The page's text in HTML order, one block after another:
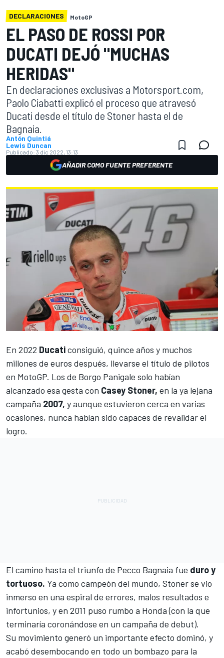
DECLARACIONES MotoGP
EL PASO DE ROSSI POR
DUCATI DEJÓ "MUCHAS
HERIDAS"
En declaraciones exclusivas a Motorsport.com,
Paolo Ciabatti explicó el proceso que atravesó
Ducati desde el título de Stoner hasta el de
Bagnaia.
Antón Quintiá
Lewis Duncan
Publicado: 3 dic 2022, 13:13
AÑADIR COMO FUENTE PREFERENTE
En 2022 Ducaticonsiguió, quince años y muchos
millones de euros después, llevarse el título de pilotos
en MotoGP. Los de Borgo Panigale solo habían
alcanzado esa gesta con Casey Stoner, en la ya lejana
campaña 2007, y aunque estuvieron cerca en varias
ocasiones, nunca habían sido capaces de revalidar el
logro.
El camino hasta el triunfo de Pecco Bagnaia fue duroy
tortuoso. Ya como campeón del mundo, Stoner se vio
inmerso en una espiral de errores, malos resultados e
infortunios, y en 2011 puso rumbo a Honda (con la que
terminaría coronándose en un campaña de debut).
Su movimiento generó un importante efecto dominó, y
acabó desembocando en todo un bombazo para la